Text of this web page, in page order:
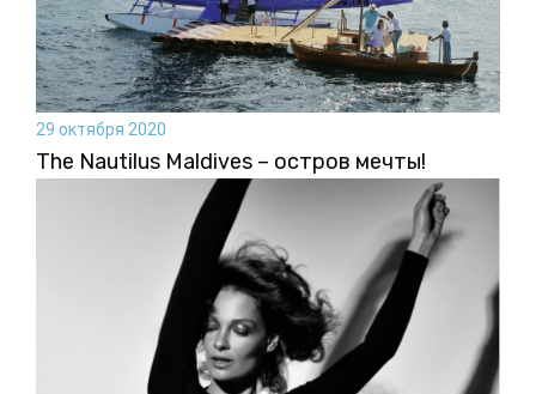
29 октября 2020
The Nautilus Maldives – остров мечты!